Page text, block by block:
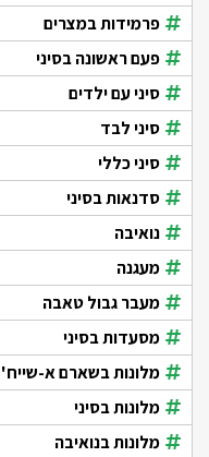
פרמידות במצרים
פעם ראשונה בסיני
סיני עם ילדים
סיני לבד
סיני כללי
סדנאות בסיני
נואיבה
מעגנה
מעבר גבול טאבה
מסעדות בסיני
מלונות בשארם א-שייח'
מלונות בסיני
מלונות בנואיבה